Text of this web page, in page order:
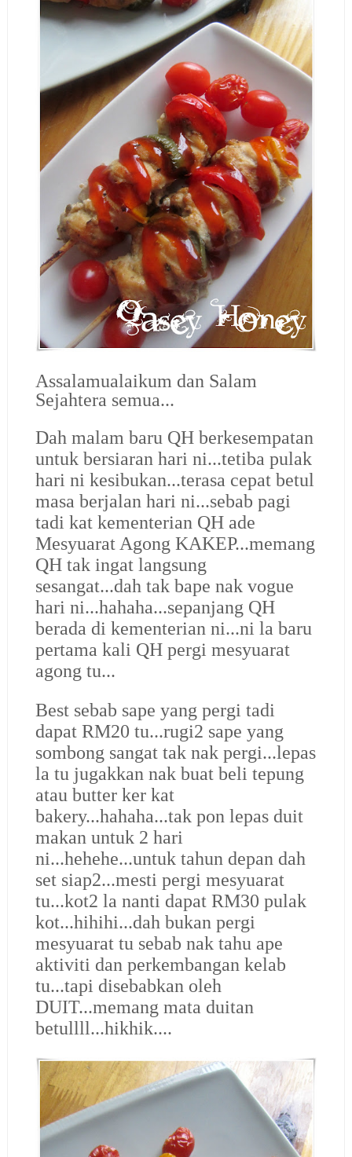
Assalamualaikum dan Salam
Sejahtera semua...
Dah malam baru QH berkesempatan
untuk bersiaran hari ni...tetiba pulak
hari ni kesibukan...terasa cepat betul
masa berjalan hari ni...sebab pagi
tadi kat kementerian QH ade
Mesyuarat Agong KAKEP...memang
QH tak ingat langsung
sesangat...dah tak bape nak vogue
hari ni...hahaha...sepanjang QH
berada di kementerian ni...ni la baru
pertama kali QH pergi mesyuarat
agong tu...
Best sebab sape yang pergi tadi
dapat RM20 tu...rugi2 sape yang
sombong sangat tak nak pergi...lepas
la tu jugakkan nak buat beli tepung
atau butter ker kat
bakery...hahaha...tak pon lepas duit
makan untuk 2 hari
ni...hehehe...untuk tahun depan dah
set siap2...mesti pergi mesyuarat
tu...kot2 la nanti dapat RM30 pulak
kot...hihihi...dah bukan pergi
mesyuarat tu sebab nak tahu ape
aktiviti dan perkembangan kelab
tu...tapi disebabkan oleh
DUIT...memang mata duitan
betullll...hikhik....